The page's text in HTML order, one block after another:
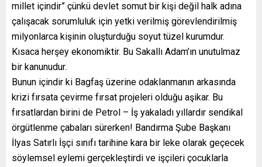
millet içindir” çünkü devlet somut bir kişi değil halk adına
çalışacak sorumluluk için yetki verilmiş görevlendirilmiş
milyonlarca kişinin oluşturduğu soyut tüzel kurumdur.
Kısaca herşey ekonomiktir. Bu Sakallı Adam’ın unutulmaz
bir kanunudur.
Bunun içindir ki Bagfaş üzerine odaklanmanın arkasında
krizi fırsata çevirme fırsat projeleri olduğu aşikar. Bu
fırsatlardan birini de Petrol – İş yakaladı yıllardır sendikal
örgütlenme çabaları sürerken! Bandırma Şube Başkanı
İlyas Satırlı İşçi sınıfı tarihine kara bir leke olarak geçecek
söylemsel eylemi gerçekleştirdi ve işçileri çocuklarla